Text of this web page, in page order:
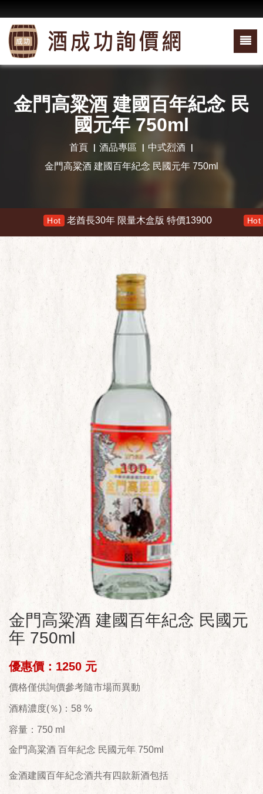
金門高粱酒 建國百年紀念 民
國元年 750ml
首頁 酒品專區
中式烈酒
金門高粱酒 建國百年紀念 民國元年 750ml
老酋長30年 限量木盒版 特價13900 響
金門高粱酒 建國百年紀念 民國元
年 750ml
優惠價：1250 元
價格僅供詢價參考隨市場而異動
酒精濃度(％)：58 %
容量：750 ml
金門高粱酒 百年紀念 民國元年 750ml
金酒建國百年紀念酒共有四款新酒包括